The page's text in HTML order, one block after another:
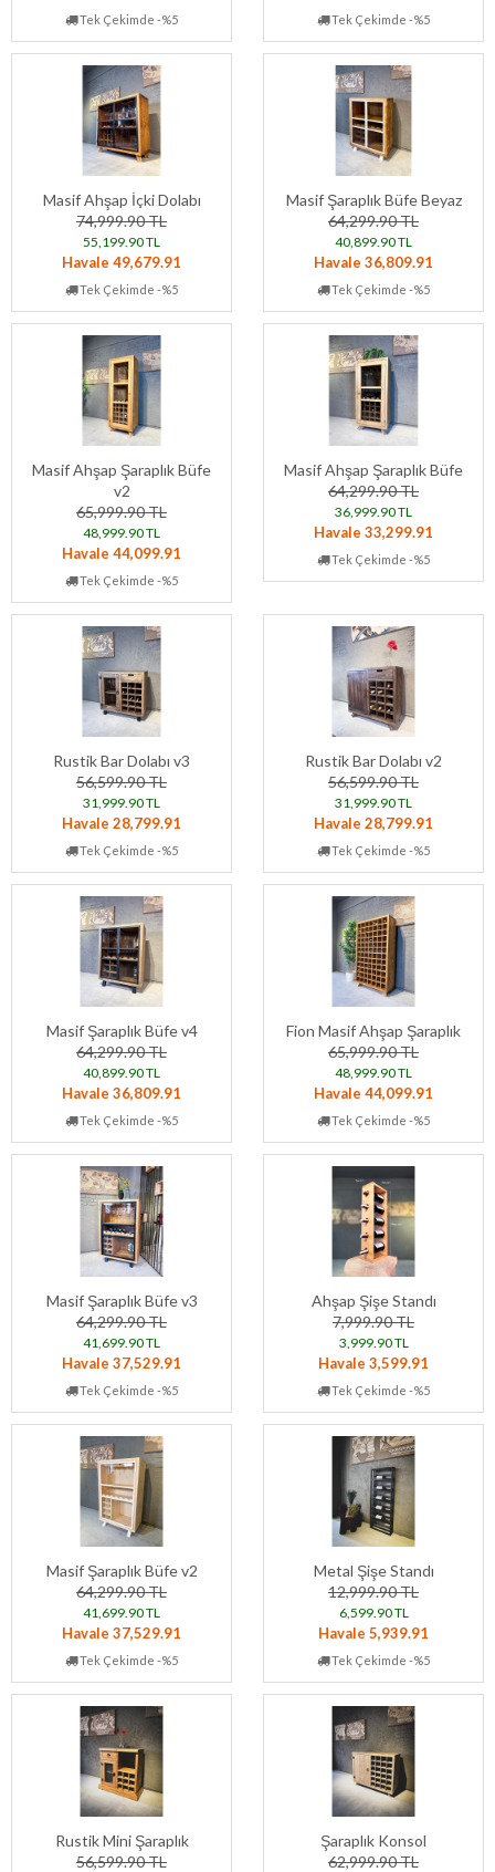
Tek Çekimde -%5 Tek Çekimde -%5
Masif Ahşap İçki Dolabı
74,999.90 TL
55,199.90 TL
Havale 49,679.91
Tek Çekimde -%5
Masif Şaraplık Büfe Beyaz
64,299.90 TL
40,899.90 TL
Havale 36,809.91
Tek Çekimde -%5
Masif Ahşap Şaraplık Büfe
v2
65,999.90 TL
48,999.90 TL
Havale 44,099.91
Tek Çekimde -%5
Masif Ahşap Şaraplık Büfe
64,299.90 TL
36,999.90 TL
Havale 33,299.91
Tek Çekimde -%5
Rustik Bar Dolabı v3
56,599.90 TL
31,999.90 TL
Havale 28,799.91
Tek Çekimde -%5
Rustik Bar Dolabı v2
56,599.90 TL
31,999.90 TL
Havale 28,799.91
Tek Çekimde -%5
Masif Şaraplık Büfe v4
64,299.90 TL
40,899.90 TL
Havale 36,809.91
Tek Çekimde -%5
Fion Masif Ahşap Şaraplık
65,999.90 TL
48,999.90 TL
Havale 44,099.91
Tek Çekimde -%5
Masif Şaraplık Büfe v3
64,299.90 TL
41,699.90 TL
Havale 37,529.91
Tek Çekimde -%5
Ahşap Şişe Standı
7,999.90 TL
3,999.90 TL
Havale 3,599.91
Tek Çekimde -%5
Masif Şaraplık Büfe v2
64,299.90 TL
41,699.90 TL
Havale 37,529.91
Tek Çekimde -%5
Metal Şişe Standı
12,999.90 TL
6,599.90 TL
Havale 5,939.91
Tek Çekimde -%5
Rustik Mini Şaraplık
56,599.90 TL
Şaraplık Konsol
62,999.90 TL